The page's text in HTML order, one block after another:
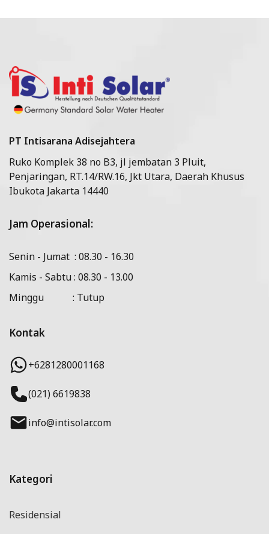
PT Intisarana Adisejahtera
Ruko Komplek 38 no B3, jl jembatan 3 Pluit,
Penjaringan, RT.14/RW.16, Jkt Utara, Daerah Khusus
Ibukota Jakarta 14440
Jam Operasional:
Senin - Jumat : 08.30 - 16.30
Kamis - Sabtu : 08.30 - 13.00
Minggu : Tutup
Kontak
+6281280001168
(021) 6619838
info@intisolar.com
Kategori
Residensial